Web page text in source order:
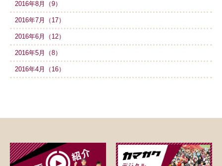
2016年8月（9）
2016年7月（17）
2016年6月（12）
2016年5月（8）
2016年4月（16）